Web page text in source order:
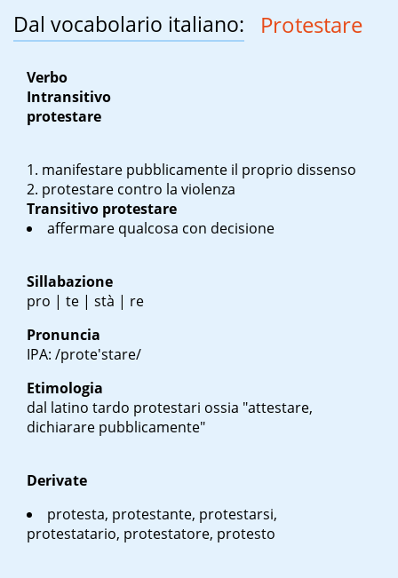
Dal vocabolario italiano: Protestare
Verbo
Intransitivo
protestare
manifestare pubblicamente il proprio dissenso
protestare contro la violenza
Transitivo protestare
affermare qualcosa con decisione
Sillabazione
pro | te | stà | re
Pronuncia
IPA: /prote'stare/
Etimologia
dal latino tardo protestari ossia "attestare,
dichiarare pubblicamente"
Derivate
protesta, protestante, protestarsi,
protestatario, protestatore, protesto